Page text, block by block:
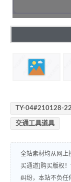
TY-04#210128-
交通工具道具
全站素材均从网上
买通道]购买版权
纠纷，本站不负任